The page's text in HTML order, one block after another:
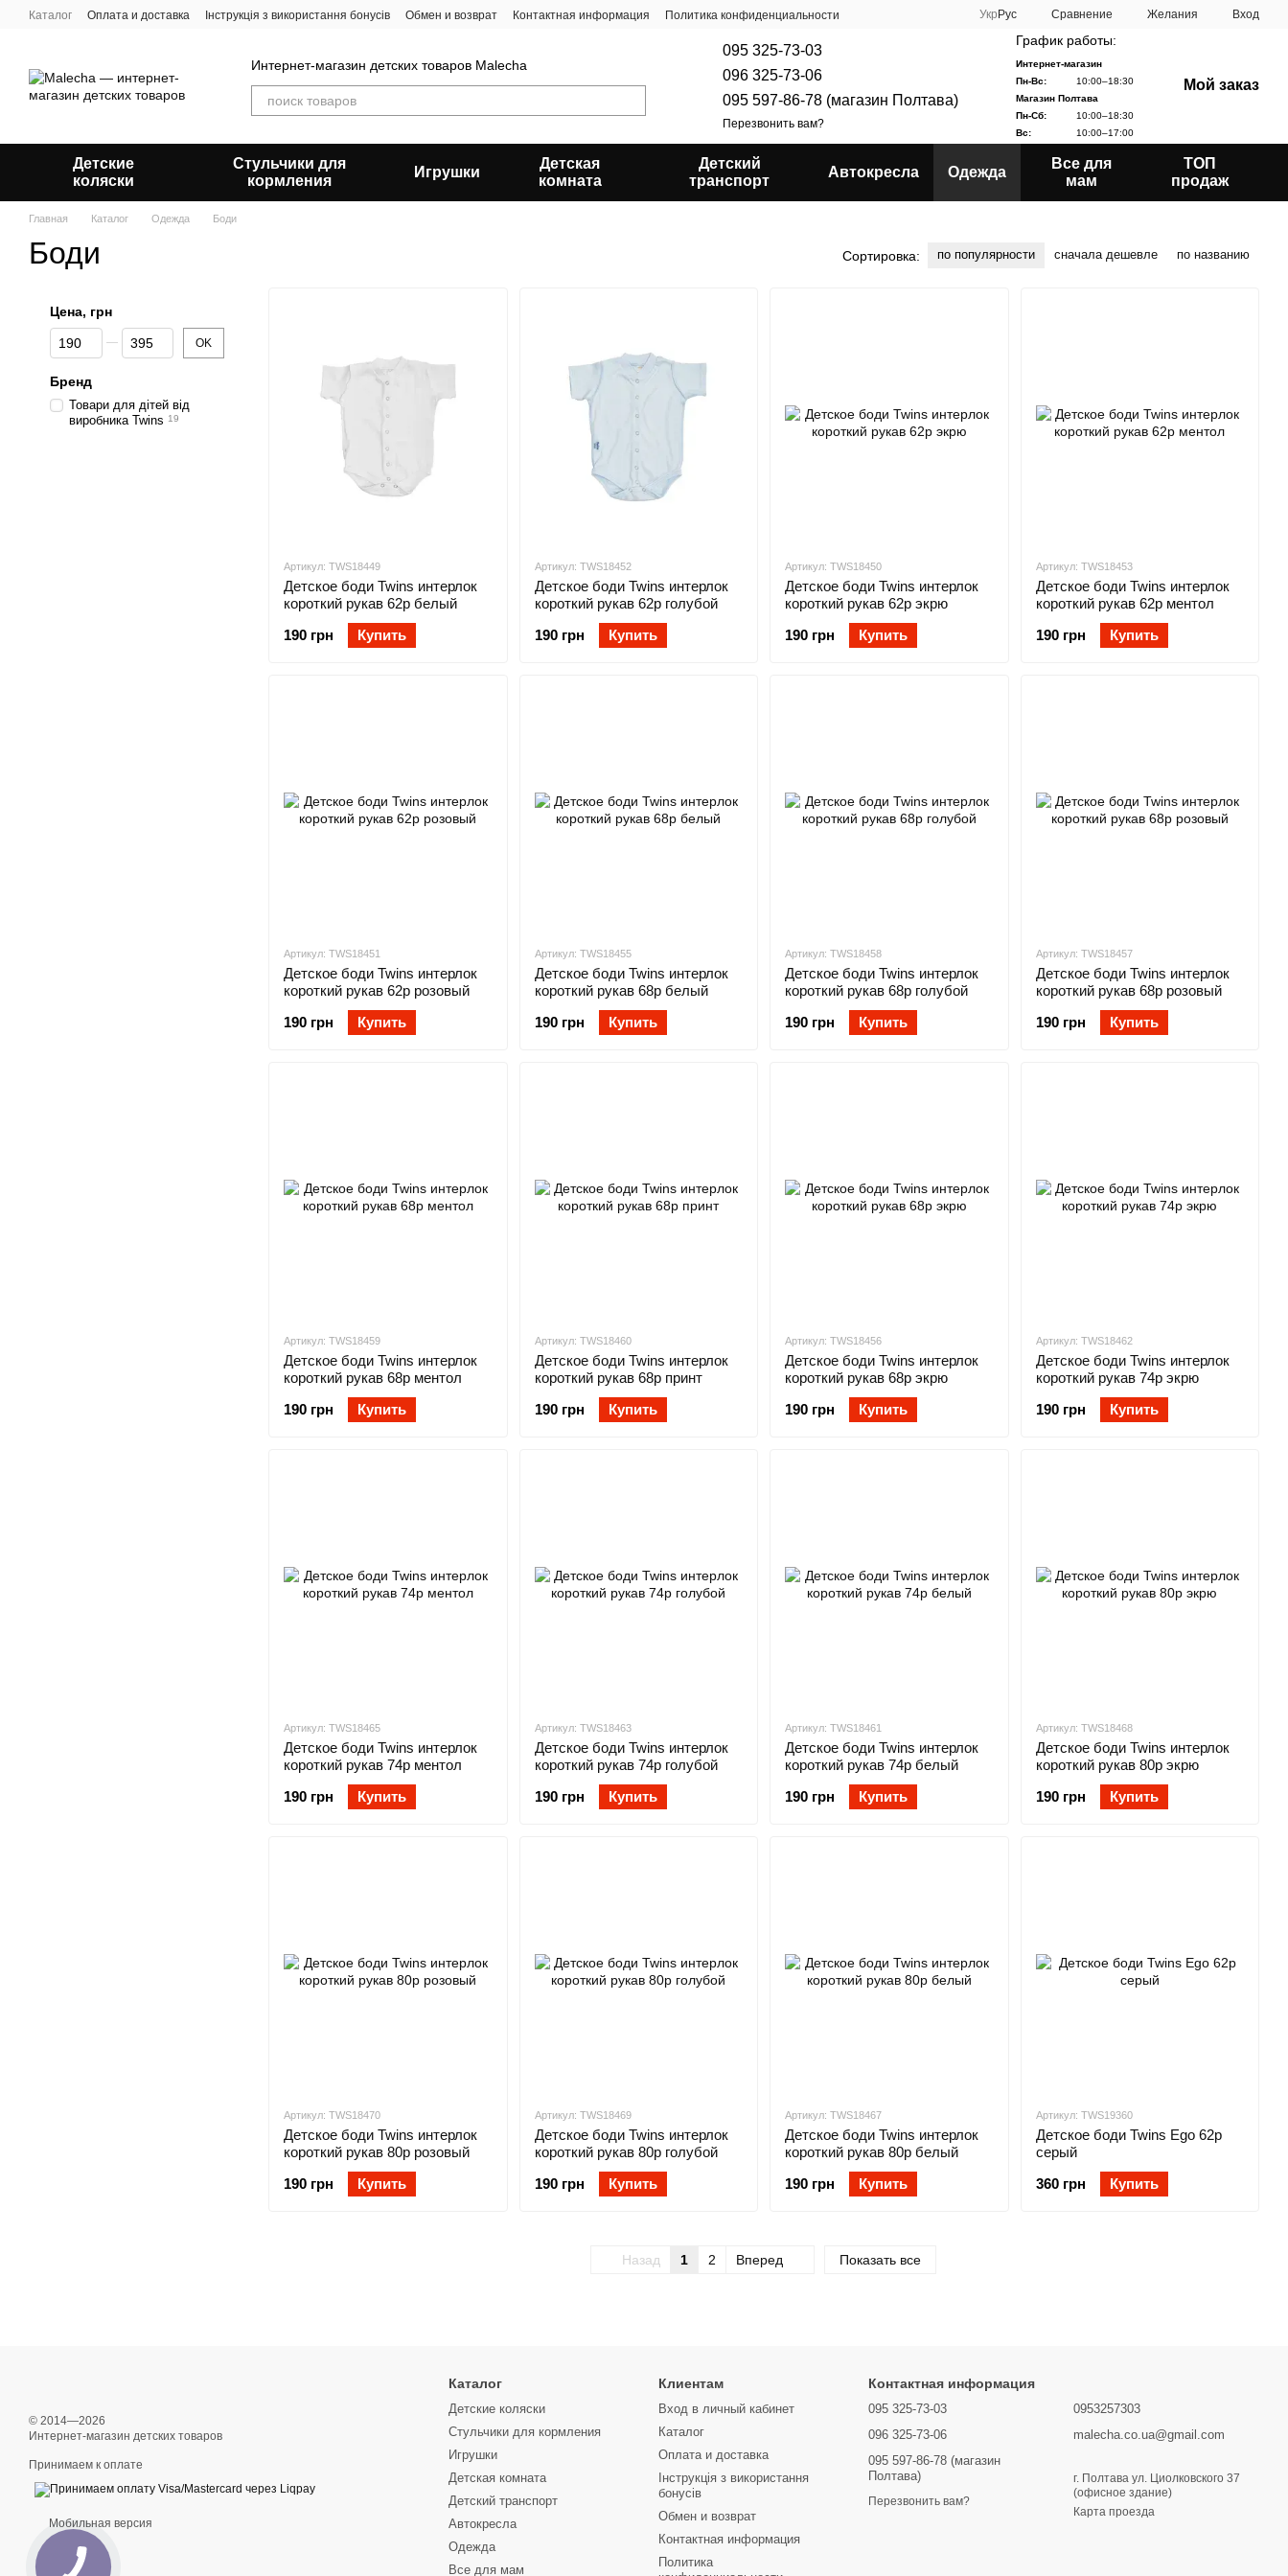
Перейти к основному контенту
Каталог Оплата и доставка Інструкція з використання бонусів Обмен и возврат Контактная информация
Политика конфиденциальности
Укр Рус Сравнение Желания Вход
Интернет-магазин детских товаров Malecha
095 325-73-03
096 325-73-06
095 597-86-78 (магазин Полтава)
Перезвонить вам?
График работы:
Интернет-магазин
Пн-Вс:
10:00–18:30
Магазин Полтава
Пн-Сб:
10:00–18:30
Вс:
10:00–17:00
Мой заказ
Детские
коляски
Стульчики для
кормления
Игрушки
Детская
комната
Детский
транспорт
Автокресла Одежда
Все для
мам
ТОП
продаж
Главная Каталог Одежда Боди
Боди Сортировка: по популярности сначала дешевле по названию
Артикул: TWS18449
Детское боди Twins интерлок
короткий рукав 62р белый
190 грн
Купить
Артикул: TWS18452
Детское боди Twins интерлок
короткий рукав 62р голубой
190 грн
Купить
Артикул: TWS18450
Детское боди Twins интерлок
короткий рукав 62р экрю
190 грн
Купить
Артикул: TWS18453
Детское боди Twins интерлок
короткий рукав 62р ментол
190 грн
Купить
Артикул: TWS18451
Детское боди Twins интерлок
короткий рукав 62р розовый
190 грн
Купить
Артикул: TWS18455
Детское боди Twins интерлок
короткий рукав 68р белый
190 грн
Купить
Артикул: TWS18458
Детское боди Twins интерлок
короткий рукав 68р голубой
190 грн
Купить
Артикул: TWS18457
Детское боди Twins интерлок
короткий рукав 68р розовый
190 грн
Купить
Артикул: TWS18459
Детское боди Twins интерлок
короткий рукав 68р ментол
190 грн
Купить
Артикул: TWS18460
Детское боди Twins интерлок
короткий рукав 68р принт
190 грн
Купить
Артикул: TWS18456
Детское боди Twins интерлок
короткий рукав 68р экрю
190 грн
Купить
Артикул: TWS18462
Детское боди Twins интерлок
короткий рукав 74р экрю
190 грн
Купить
Артикул: TWS18465
Детское боди Twins интерлок
короткий рукав 74р ментол
190 грн
Купить
Артикул: TWS18463
Детское боди Twins интерлок
короткий рукав 74р голубой
190 грн
Купить
Артикул: TWS18461
Детское боди Twins интерлок
короткий рукав 74р белый
190 грн
Купить
Артикул: TWS18468
Детское боди Twins интерлок
короткий рукав 80р экрю
190 грн
Купить
Артикул: TWS18470
Детское боди Twins интерлок
короткий рукав 80р розовый
190 грн
Купить
Артикул: TWS18469
Детское боди Twins интерлок
короткий рукав 80р голубой
190 грн
Купить
Артикул: TWS18467
Детское боди Twins интерлок
короткий рукав 80р белый
190 грн
Купить
Артикул: TWS19360
Детское боди Twins Ego 62р
серый
360 грн
Купить
Назад 1 2 Вперед Показать все
Цена, грн
От Цена, грн
До Цена, грн OK
Бренд
Товари для дітей від
виробника Twins 19
© 2014—2026
Интернет-магазин детских товаров
Принимаем к оплате
Мобильная версия
Каталог
Детские коляски
Стульчики для кормления
Игрушки
Детская комната
Детский транспорт
Автокресла
Одежда
Все для мам
Клиентам
Вход в личный кабинет
Каталог
Оплата и доставка
Інструкція з використання
бонусів
Обмен и возврат
Контактная информация
Политика
Контактная информация
095 325-73-03
096 325-73-06
095 597-86-78 (магазин
Полтава)
Перезвонить вам?
0953257303
malecha.co.ua@gmail.com
г. Полтава ул. Циолковского 37
(офисное здание)
Карта проезда